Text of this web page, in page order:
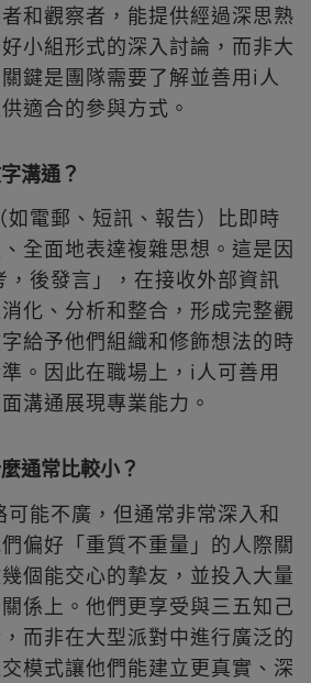
和觀察者，能提供經過深思熟
小組形式的深入討論，而非大
鍵是團隊需要了解並善用i人
適合的參與方式。
溝通？
電郵、短訊、報告）比即時
全面地表達複雜思想。這是因
後發言」，在接收外部資訊
化、分析和整合，形成完整觀
給予他們組織和修飾想法的時
。因此在職場上，i人可善用
溝通展現專業能力。
通常比較小？
能不廣，但通常非常深入和
偏好「重質不重量」的人際關
個能交心的摯友，並投入大量
係上。他們更享受與三五知己
而非在大型派對中進行廣泛的
模式讓他們能建立更真實、深